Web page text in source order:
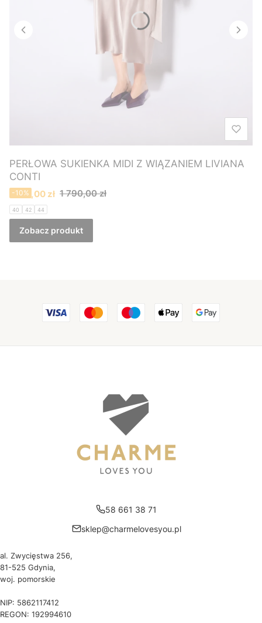
PERŁOWA SUKIENKA MIDI Z WIĄZANIEM LIVIANA
CONTI
Cena promocyjna
1 610,00 zł 1 790,00 zł
-10%
40 42 44
Zobacz produkt
58 661 38 71
sklep@charmelovesyou.pl
al. Zwycięstwa 256,
81-525 Gdynia,
woj. pomorskie
NIP: 5862117412
REGON: 192994610